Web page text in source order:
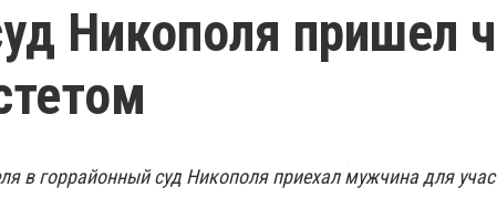
Никополя пришел
в горрайонный суд Никополя приехал мужчина для